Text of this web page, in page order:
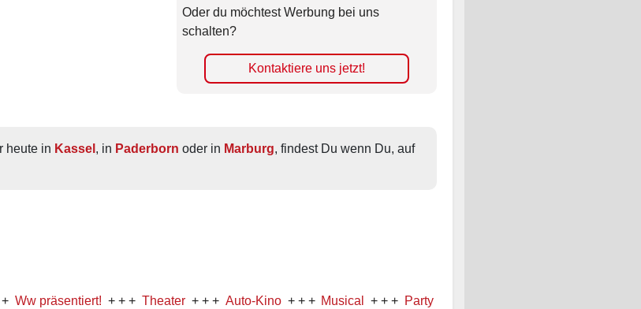
Oder du möchtest Werbung bei uns
schalten?
Kontaktiere uns jetzt!
heute in Kassel , in Paderborn oder in Marburg , findest Du wenn Du, auf
+ + + Theater + + + Auto-Kino + + + Musical + + + Party + + + Konzert